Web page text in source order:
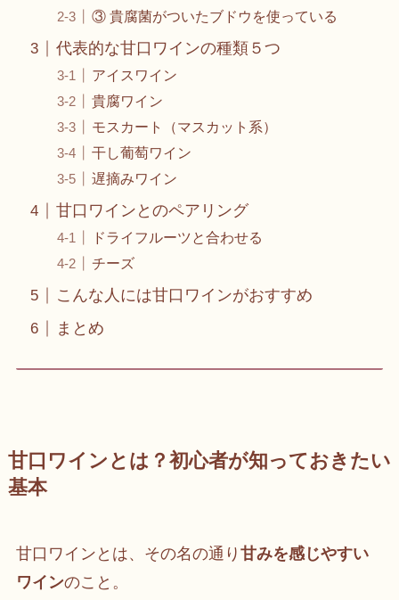
③ 貴腐菌がついたブドウを使っている
代表的な甘口ワインの種類５つ
アイスワイン
貴腐ワイン
モスカート（マスカット系）
干し葡萄ワイン
遅摘みワイン
甘口ワインとのペアリング
ドライフルーツと合わせる
チーズ
こんな人には甘口ワインがおすすめ
まとめ
甘口ワインとは？初心者が知っておきたい
基本
甘口ワインとは、その名の通り 甘みを感じやすい
ワインのこと。